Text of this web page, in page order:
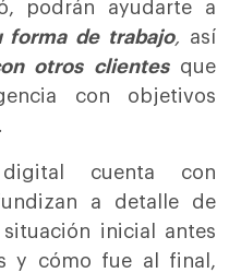
podrán ayudarte a
forma de trabajo, así
otros clientes que
con objetivos
cuenta con
a detalle de
inicial antes
y cómo fue al final,